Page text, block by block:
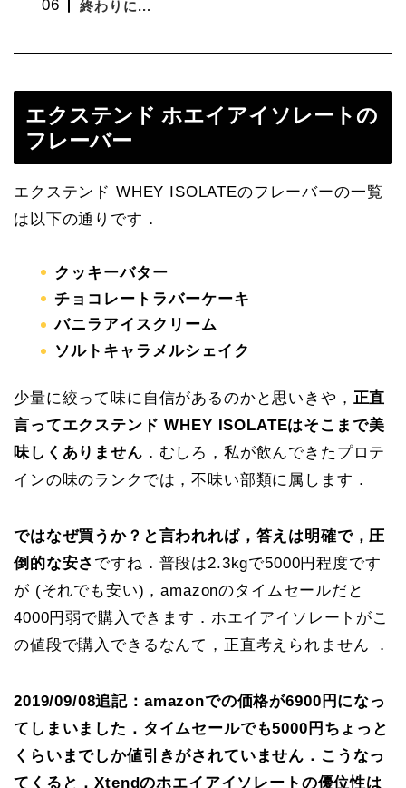
終わりに...
エクステンド ホエイアイソレートの
フレーバー
エクステンド WHEY ISOLATEのフレーバーの一覧
は以下の通りです．
クッキーバター
チョコレートラバーケーキ
バニラアイスクリーム
ソルトキャラメルシェイク
少量に絞って味に自信があるのかと思いきや， 正直
言ってエクステンド WHEY ISOLATEはそこまで美
味しくありません ．むしろ，私が飲んできたプロテ
インの味のランクでは，不味い部類に属します．
ではなぜ買うか？と言われれば，答えは明確で，圧
倒的な安さ ですね．普段は2.3kgで5000円程度です
が (それでも安い)，amazonのタイムセールだと
4000円弱で購入できます．ホエイアイソレートがこ
の値段で購入できるなんて，正直考えられません ．
2019/09/08追記：amazonでの価格が6900円になっ
てしまいました．タイムセールでも5000円ちょっと
くらいまでしか値引きがされていません．こうなっ
てくると，Xtendのホエイアイソレートの優位性は